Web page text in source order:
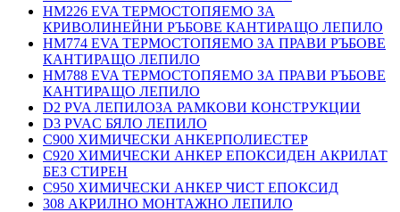
HM226 EVA ТЕРМОСТОПЯЕМО ЗА
КРИВОЛИНЕЙНИ РЪБОВЕ КАНТИРАЩО ЛЕПИЛО
HM774 EVA ТЕРМОСТОПЯЕМО ЗА ПРАВИ РЪБОВЕ
КАНТИРАЩО ЛЕПИЛО
HM788 EVA ТЕРМОСТОПЯЕМО ЗА ПРАВИ РЪБОВЕ
КАНТИРАЩО ЛЕПИЛО
D2 PVA ЛЕПИЛОЗА РАМКОВИ КОНСТРУКЦИИ
D3 PVAC БЯЛО ЛЕПИЛО
C900 ХИМИЧЕСКИ АНКЕРПОЛИЕСТЕP
C920 ХИМИЧЕСКИ АНКЕР ЕПОКСИДЕН АКРИЛАТ
БЕЗ СТИРЕН
C950 ХИМИЧЕСКИ АНКЕР ЧИСТ ЕПОКСИД
308 АКРИЛНО МОНТАЖНО ЛЕПИЛО